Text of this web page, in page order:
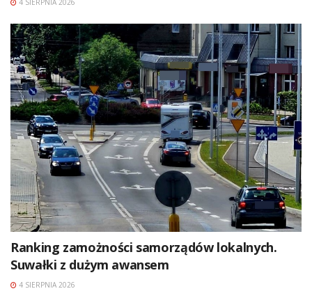
Ranking zamożności samorządów lokalnych.
Suwałki z dużym awansem
4 SIERPNIA 2026